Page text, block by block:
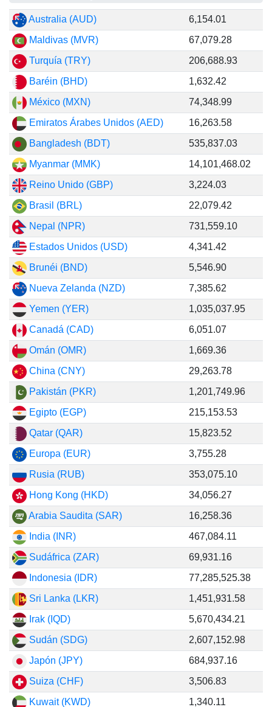
Australia (AUD)
6,154.01
Maldivas (MVR)
67,079.28
Turquía (TRY)
206,688.93
Baréin (BHD)
1,632.42
México (MXN)
74,348.99
Emiratos Árabes Unidos (AED)
16,263.58
Bangladesh (BDT)
535,837.03
Myanmar (MMK)
14,101,468.02
Reino Unido (GBP)
3,224.03
Brasil (BRL)
22,079.42
Nepal (NPR)
731,559.10
Estados Unidos (USD)
4,341.42
Brunéi (BND)
5,546.90
Nueva Zelanda (NZD)
7,385.62
Yemen (YER)
1,035,037.95
Canadá (CAD)
6,051.07
Omán (OMR)
1,669.36
China (CNY)
29,263.78
Pakistán (PKR)
1,201,749.96
Egipto (EGP)
215,153.53
Qatar (QAR)
15,823.52
Europa (EUR)
3,755.28
Rusia (RUB)
353,075.10
Hong Kong (HKD)
34,056.27
Arabia Saudita (SAR)
16,258.36
India (INR)
467,084.11
Sudáfrica (ZAR)
69,931.16
Indonesia (IDR)
77,285,525.38
Sri Lanka (LKR)
1,451,931.58
Irak (IQD)
5,670,434.21
Sudán (SDG)
2,607,152.98
Japón (JPY)
684,937.16
Suiza (CHF)
3,506.83
Kuwait (KWD)
1,340.11